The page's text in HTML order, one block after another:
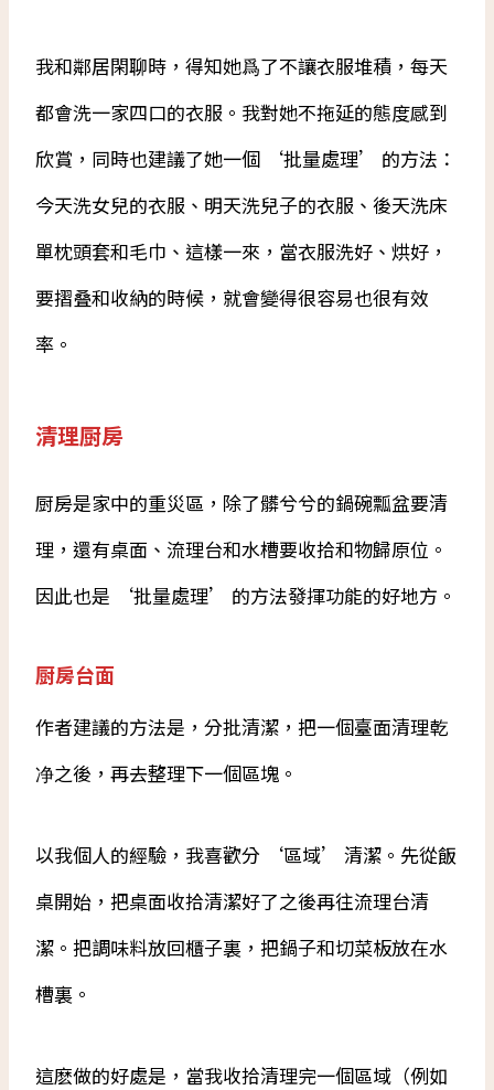
我和鄰居閑聊時，得知她爲了不讓衣服堆積，每天
都會洗一家四口的衣服。我對她不拖延的態度感到
欣賞，同時也建議了她一個 ‘批量處理’ 的方法：
今天洗女兒的衣服、明天洗兒子的衣服、後天洗床
單枕頭套和毛巾、這樣一來，當衣服洗好、烘好，
要摺叠和收納的時候，就會變得很容易也很有效
率。
清理厨房
厨房是家中的重災區，除了髒兮兮的鍋碗瓢盆要清
理，還有桌面、流理台和水槽要收拾和物歸原位。
因此也是 ‘批量處理’ 的方法發揮功能的好地方。
厨房台面
作者建議的方法是，分批清潔，把一個臺面清理乾
净之後，再去整理下一個區塊。
以我個人的經驗，我喜歡分 ‘區域’ 清潔。先從飯
桌開始，把桌面收拾清潔好了之後再往流理台清
潔。把調味料放回櫃子裏，把鍋子和切菜板放在水
槽裏。
這麽做的好處是，當我收拾清理完一個區域（例如